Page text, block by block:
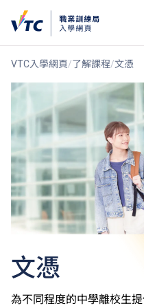
VTC入學網頁 了解課程 文憑
文憑
為不同程度的中學離校生